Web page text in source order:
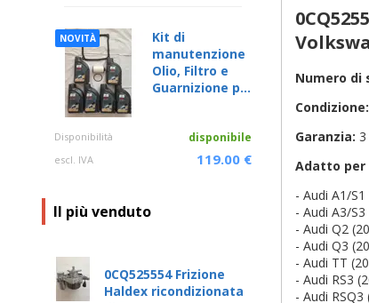
NOVITÀ
Kit di
manutenzione
Olio, Filtro e
Guarnizione p...
Disponibilità disponibile
escl. IVA 119.00 €
Il più venduto
0CQ525554 Frizione
Haldex ricondizionata
Numero di
Condizione:
Garanzia:
Adatto per
- Audi A1/
- Audi A3/
- Audi Q2
- Audi Q3
- Audi TT
- Audi RS3
- Audi